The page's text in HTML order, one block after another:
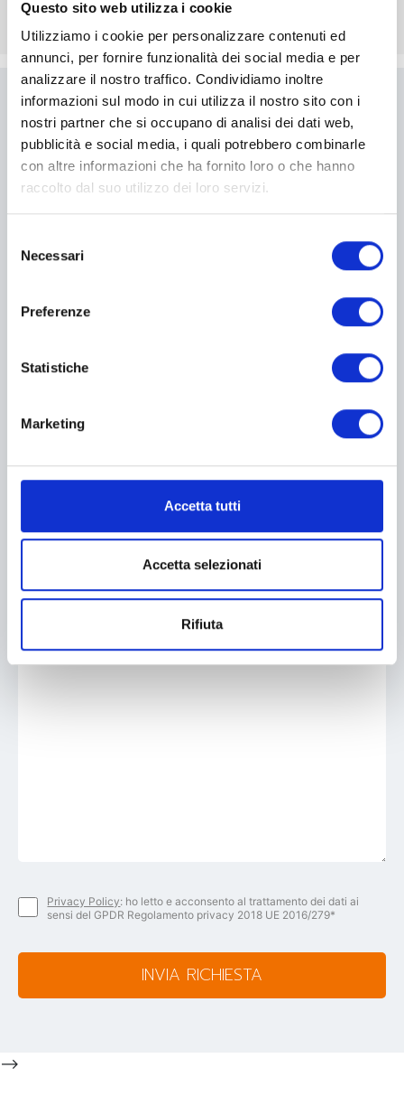
Questo sito web utilizza i cookie
Utilizziamo i cookie per personalizzare contenuti ed
annunci, per fornire funzionalità dei social media e per
analizzare il nostro traffico. Condividiamo inoltre
informazioni sul modo in cui utilizza il nostro sito con i
nostri partner che si occupano di analisi dei dati web,
pubblicità e social media, i quali potrebbero combinarle
con altre informazioni che ha fornito loro o che hanno
raccolto dal suo utilizzo dei loro servizi.
delNecessari
Preferenze
Statistiche
Marketing
Accetta tutti
Accetta selezionati
Rifiuta
Scrivici
Compila il modulo per essere
ricontattato
I campi contrassegnati con * sono obbligatori
Privacy Policy: ho letto e acconsento al trattamento dei dati ai
sensi del GPDR Regolamento privacy 2018 UE 2016/279*
INVIA RICHIESTA
-->